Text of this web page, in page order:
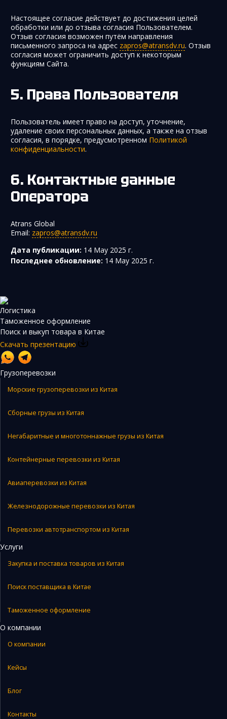
Настоящее согласие действует до достижения целей
обработки или до отзыва согласия Пользователем.
Отзыв согласия возможен путём направления
письменного запроса на адрес zapros@atransdv.ru. Отзыв
согласия может ограничить доступ к некоторым
функциям Сайта.
Права Пользователя
Пользователь имеет право на доступ, уточнение,
удаление своих персональных данных, а также на отзыв
согласия, в порядке, предусмотренном Политикой
конфиденциальности.
Контактные данные
Оператора
Atrans Global
Email: zapros@atransdv.ru
Дата публикации: 14 May 2025 г.
Последнее обновление: 14 May 2025 г.
Логистика
Таможенное оформление
Поиск и выкуп товара в Китае
Скачать презентацию
Грузоперевозки
Морские грузоперевозки из Китая
Сборные грузы из Китая
Негабаритные и многотоннажные грузы из Китая
Контейнерные перевозки из Китая
Авиаперевозки из Китая
Железнодорожные перевозки из Китая
Перевозки автотранспортом из Китая
Услуги
Закупка и поставка товаров из Китая
Поиск поставщика в Китае
Таможенное оформление
О компании
О компании
Кейсы
Блог
Контакты